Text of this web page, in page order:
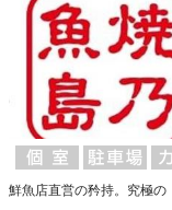
鮮魚店直営の矜持。究極の